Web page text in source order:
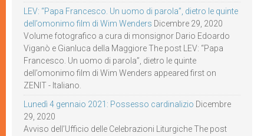
LEV: “Papa Francesco. Un uomo di parola”, dietro le quinte
dell’omonimo film di Wim Wenders Dicembre 29, 2020
Volume fotografico a cura di monsignor Dario Edoardo
Viganò e Gianluca della Maggiore The post LEV: “Papa
Francesco. Un uomo di parola”, dietro le quinte
dell’omonimo film di Wim Wenders appeared first on
ZENIT - Italiano.
Lunedì 4 gennaio 2021: Possesso cardinalizio Dicembre
29, 2020
Avviso dell’Ufficio delle Celebrazioni Liturgiche The post